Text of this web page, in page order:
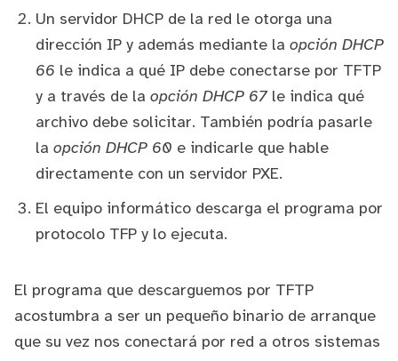
Un servidor DHCP de la red le otorga una
dirección IP y además mediante la opción DHCP
66 le indica a qué IP debe conectarse por TFTP
y a través de la opción DHCP 67le indica qué
archivo debe solicitar. También podría pasarle
la opción DHCP 60 e indicarle que hable
directamente con un servidor PXE.
El equipo informático descarga el programa por
protocolo TFP y lo ejecuta.
El programa que descarguemos por TFTP
acostumbra a ser un pequeño binario de arranque
que su vez nos conectará por red a otros sistemas